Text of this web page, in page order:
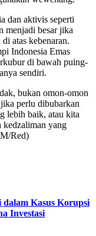
dan aktivis seperti
menjadi besar jika
atas kebenaran.
Indonesia Emas
di bawah puing-
sendiri.
bukan omon-omon
perlu dibubarkan
lebih baik, atau kita
kedzaliman yang
Red)
Kasus Korupsi
Investasi